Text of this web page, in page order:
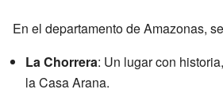
En el departamento de Amazonas,
La Chorrera: Un lugar con
la Casa Arana.